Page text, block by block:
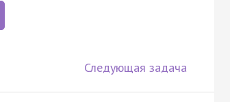
Следующая задача